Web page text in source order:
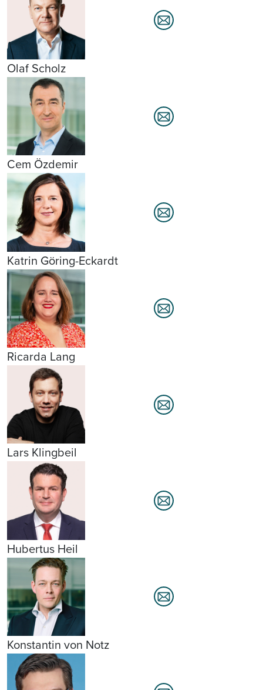
Olaf Scholz
Cem Özdemir
Katrin Göring-Eckardt
Ricarda Lang
Lars Klingbeil
Hubertus Heil
Konstantin von Notz